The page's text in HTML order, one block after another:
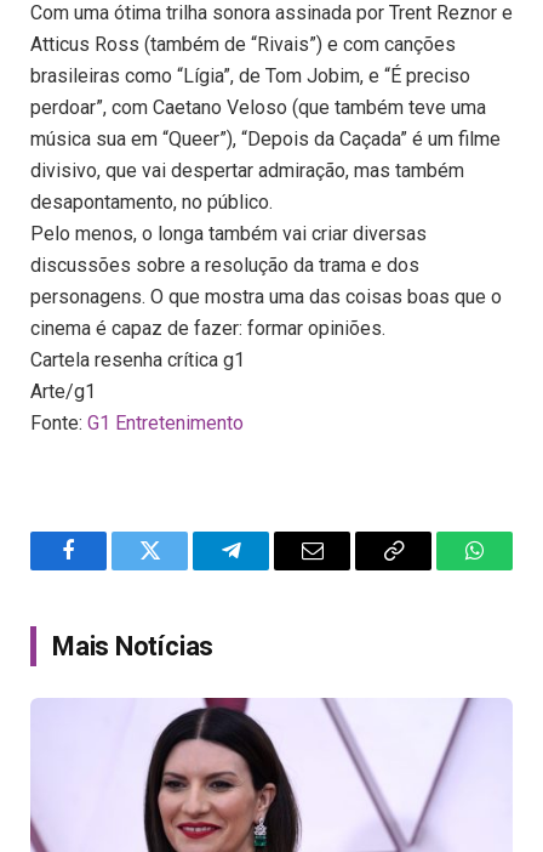
Com uma ótima trilha sonora assinada por Trent Reznor e
Atticus Ross (também de “Rivais”) e com canções
brasileiras como “Lígia”, de Tom Jobim, e “É preciso
perdoar”, com Caetano Veloso (que também teve uma
música sua em “Queer”), “Depois da Caçada” é um filme
divisivo, que vai despertar admiração, mas também
desapontamento, no público.
Pelo menos, o longa também vai criar diversas
discussões sobre a resolução da trama e dos
personagens. O que mostra uma das coisas boas que o
cinema é capaz de fazer: formar opiniões.
Cartela resenha crítica g1
Arte/g1
Fonte: G1 Entretenimento
FacebookTwitter TelegramEmail
Copy
Mais Notícias